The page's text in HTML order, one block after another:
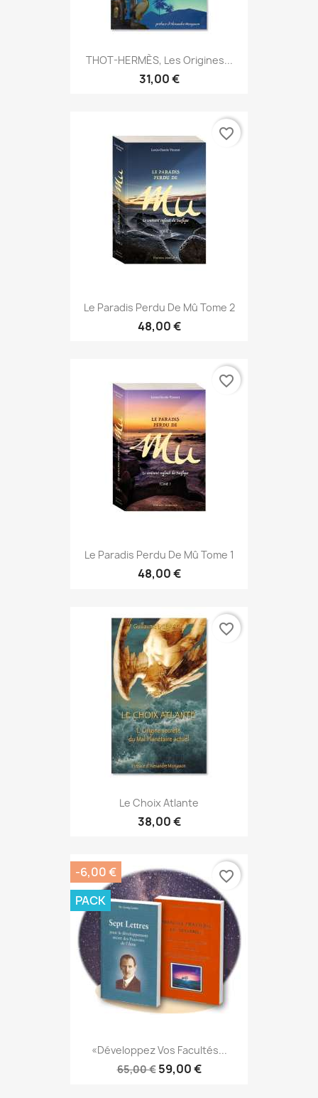
THOT-HERMÈS, Les Origines...
31,00 €
Le Paradis Perdu De Mû Tome 2
48,00 €
favorite_border
Le Paradis Perdu De Mû Tome 1
48,00 €
favorite_border
Le Choix Atlante
38,00 €
favorite_border
«Développez Vos Facultés...
65,00 € 59,00 €
-6,00 €
PACK
favorite_border